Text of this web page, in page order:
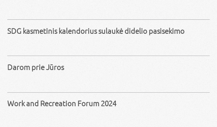
SDG kasmetinis kalendorius sulaukė didelio pasisekimo
Darom prie Jūros
Work and Recreation Forum 2024